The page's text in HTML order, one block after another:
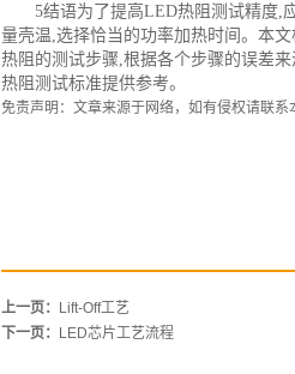
5结语为了提高LED热阻测试精度,
量壳温,选择恰当的功率加热时间。本
热阻的测试步骤,根据各个步骤的误差
热阻测试标准提供参考。
免责声明：文章来源于网络，如有侵权请联系
上一页： Lift-Off工艺
下一页： LED芯片工艺流程